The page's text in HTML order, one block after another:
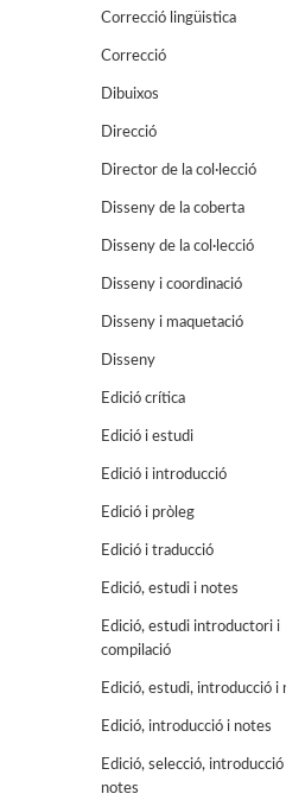
Correcció lingüistica
Correcció
Dibuixos
Direcció
Director de la col·lecció
Disseny de la coberta
Disseny de la col·lecció
Disseny i coordinació
Disseny i maquetació
Disseny
Edició crítica
Edició i estudi
Edició i introducció
Edició i pròleg
Edició i traducció
Edició, estudi i notes
Edició, estudi introductori i
compilació
Edició, estudi, introducció i
Edició, introducció i notes
Edició, selecció, introducció
notes